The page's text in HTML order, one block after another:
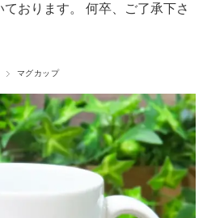
おります。 何卒、ご了承下さ
マグカップ